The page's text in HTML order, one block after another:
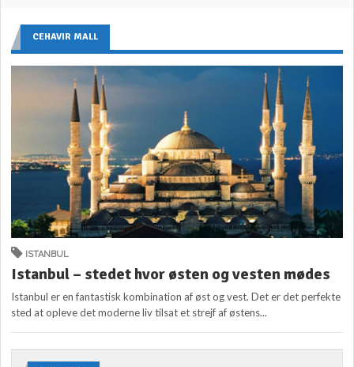
CEHAVIR MALL
ISTANBUL
Istanbul – stedet hvor østen og vesten mødes
Istanbul er en fantastisk kombination af øst og vest. Det er det perfekte
sted at opleve det moderne liv tilsat et strejf af østens...